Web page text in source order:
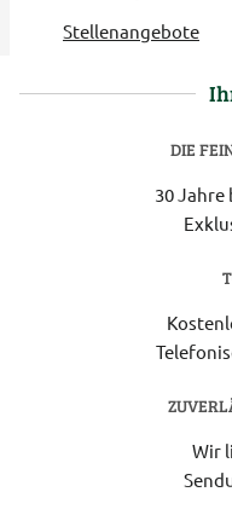
Stellenangebote
DIE
30
Wir